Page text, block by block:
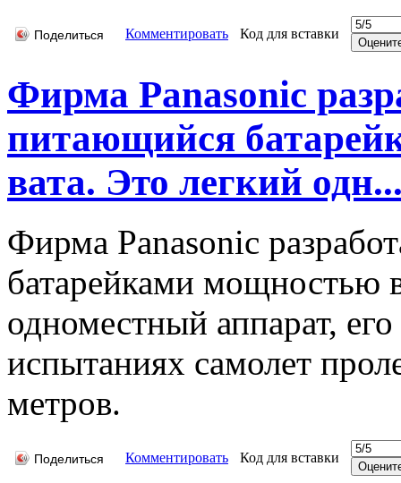
Поделиться Комментировать Код для вставки
Фирма Panasonic
питающийся
вата. Это легкий
Фирма Panasonic
батарейками мощностью
одноместный аппарат,
испытаниях самолет
метров.
Поделиться Комментировать Код для вставки